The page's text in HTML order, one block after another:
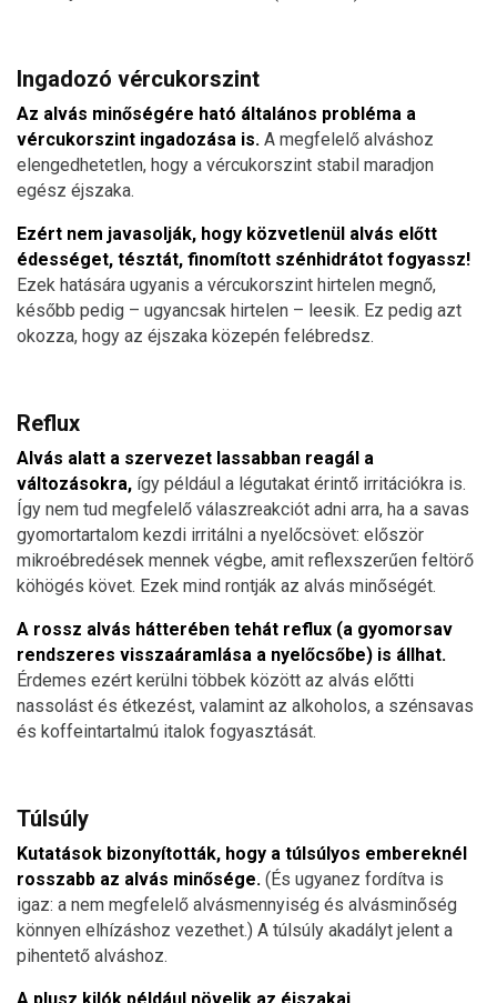
Ingadozó vércukorszint
Az alvás minőségére ható általános probléma a
vércukorszint ingadozása is. A megfelelő alváshoz
elengedhetetlen, hogy a vércukorszint stabil maradjon
egész éjszaka.
Ezért nem javasolják, hogy közvetlenül alvás előtt
édességet, tésztát, finomított szénhidrátot fogyassz!
Ezek hatására ugyanis a vércukorszint hirtelen megnő,
később pedig – ugyancsak hirtelen – leesik. Ez pedig azt
okozza, hogy az éjszaka közepén felébredsz.
Reflux
Alvás alatt a szervezet lassabban reagál a
változásokra, így például a légutakat érintő irritációkra is.
Így nem tud megfelelő válaszreakciót adni arra, ha a savas
gyomortartalom kezdi irritálni a nyelőcsövet: először
mikroébredések mennek végbe, amit reflexszerűen feltörő
köhögés követ. Ezek mind rontják az alvás minőségét.
A rossz alvás hátterében tehát reflux (a gyomorsav
rendszeres visszaáramlása a nyelőcsőbe) is állhat.
Érdemes ezért kerülni többek között az alvás előtti
nassolást és étkezést, valamint az alkoholos, a szénsavas
és koffeintartalmú italok fogyasztását.
Túlsúly
Kutatások bizonyították, hogy a túlsúlyos embereknél
rosszabb az alvás minősége. (És ugyanez fordítva is
igaz: a nem megfelelő alvásmennyiség és alvásminőség
könnyen elhízáshoz vezethet.) A túlsúly akadályt jelent a
pihentető alváshoz.